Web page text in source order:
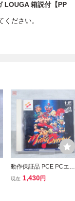
LOUGA 箱説付【PP
ださい。
動作保証品 PCE PCエン
ジン SUPER CD-ROM2
現在 1,430円